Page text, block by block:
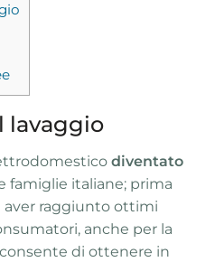
lavaggio
diventato
famiglie italiane; prima
aver raggiunto ottimi
anche per la
di ottenere in